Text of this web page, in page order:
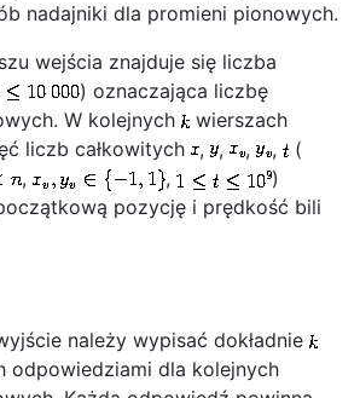
nadajniki dla promieni pionowych.
wejścia znajduje się liczba
) oznaczająca liczbę
W kolejnych
wierszach
liczb całkowitych
, , , ,
(
, ,
)
pozycję i prędkość bili
należy wypisać dokładnie
odpowiedziami dla kolejnych